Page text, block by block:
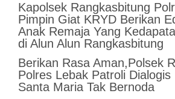
Kapolsek Rangkasbitung
Pimpin Giat KRYD Berikan
Anak Remaja Yang
di Alun Alun Rangkasbitung
Berikan Rasa Aman,Polsek
Polres Lebak Patroli Dialogis
Santa Maria Tak Bernoda